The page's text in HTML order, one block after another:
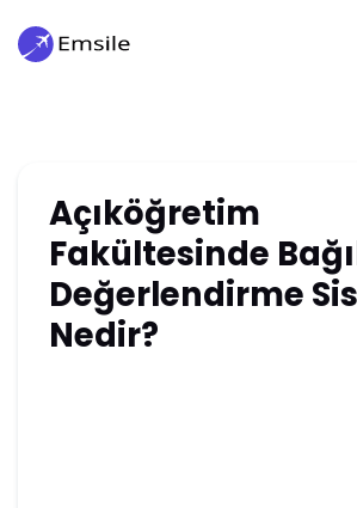
Açıköğretim
Fakültesinde
Değerlendirme
Nedir?